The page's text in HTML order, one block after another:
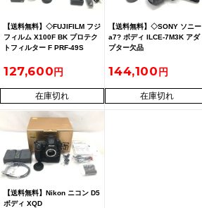
【送料無料】◇FUJIFILM フジ
フィルム X100F BK プロテク
トフィルター F PRF-49S
127,600
在庫切れ
【送料無料】◇SONY ソニー
a7? ボディ ILCE-7M3K アダ
プター欠品
144,100
在庫切れ
【送料無料】Nikon ニコン D5
ボディ XQD